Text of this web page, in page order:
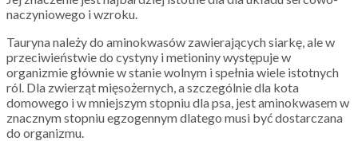
naczyniowego i wzroku.
Tauryna należy do aminokwasów zawierających siarkę, ale w
przeciwieństwie do cystyny i metioniny występuje w
organizmie głównie w stanie wolnym i spełnia wiele istotnych
ról. Dla zwierząt mięsożernych, a szczególnie dla kota
domowego i w mniejszym stopniu dla psa, jest aminokwasem w
znacznym stopniu egzogennym dlatego musi być dostarczana
do organizmu.